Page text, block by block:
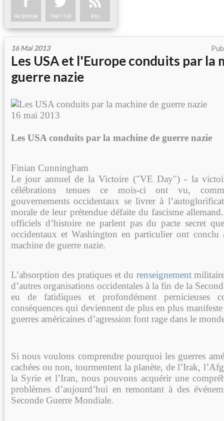
FACEBOOK TWITTER RSS
16 Mai 2013
Les USA et l'Europe conduits par la
guerre nazie
16 mai 2013
Les USA conduits par la machine de guerre nazie
Finian Cunningham
Le jour annuel de la Victoire ("VE Day") - la
célébrations tenues ce mois-ci ont vu,
gouvernements occidentaux se livrer à
morale de leur prétendue défaite du fascisme
officiels d’histoire ne parlent pas du pacte secret
occidentaux et Washington en particulier ont conclu
machine de guerre nazie.
L’absorption des pratiques et du renseignement
d’autres organisations occidentales à la fin de la
eu de fatidiques et profondément pernicieuses
conséquences qui deviennent de plus en plus
guerres américaines d’agression font rage dans le
Si nous voulons comprendre pourquoi les guerres
cachées ou non, tourmentent la planète, de l’Irak,
la Syrie et l’Iran, nous pouvons acquérir une
problèmes d’aujourd’hui en remontant à des
Seconde Guerre Mondiale.